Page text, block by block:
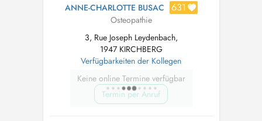
ANNE-CHARLOTTE BUSAC 631
Osteopathie
3, Rue Joseph Leydenbach,
1947 KIRCHBERG
Verfügbarkeiten der Kollegen
Keine online Termine verfügbar
Termin per Anruf